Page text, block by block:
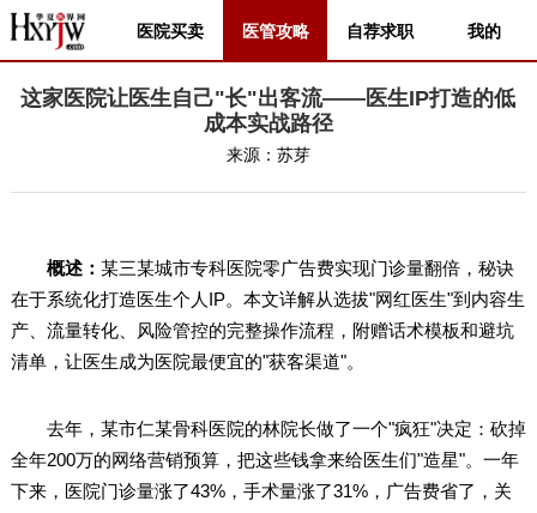
医院买卖 医管攻略 自荐求职 我的
这家医院让医生自己"长"出客流——医生IP打造的低
成本实战路径
来源： 苏芽
概述： 某三某城市专科医院零广告费实现门诊量翻倍，秘诀
在于系统化打造医生个人IP。本文详解从选拔"网红医生"到内容生
产、流量转化、风险管控的完整操作流程，附赠话术模板和避坑
清单，让医生成为医院最便宜的"获客渠道"。
去年，某市仁某骨科医院的林院长做了一个"疯狂"决定：砍掉
全年200万的网络营销预算，把这些钱拿来给医生们"造星"。一年
下来，医院门诊量涨了43%，手术量涨了31%，广告费省了，关